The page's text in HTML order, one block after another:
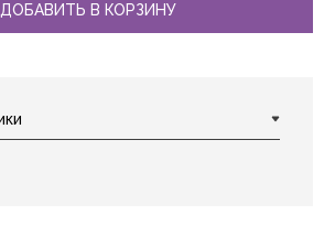
ДОБАВИТЬ В КОРЗИНУ